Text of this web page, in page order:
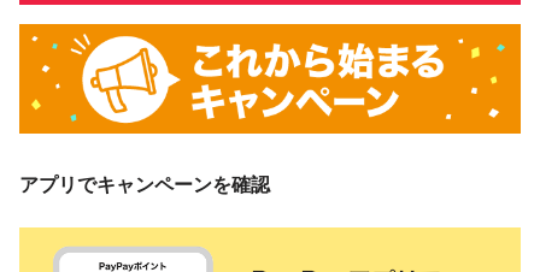
アプリでキャンペーンを確認